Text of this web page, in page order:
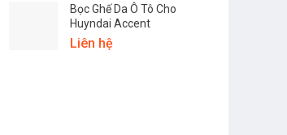
Bọc Ghế Da Ô Tô Cho
Huyndai Accent
Liên hệ